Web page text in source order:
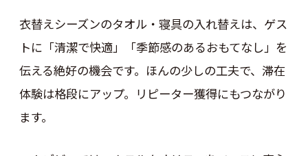
衣替えシーズンのタオル・寝具の入れ替えは、ゲス
トに「清潔で快適」「季節感のあるおもてなし」を
伝える絶好の機会です。ほんの少しの工夫で、滞在
体験は格段にアップ。リピーター獲得にもつながり
ます。